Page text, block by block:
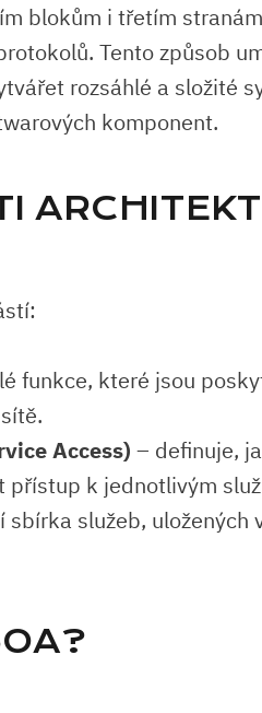
blokům i třetím
Tento způsob
rozsáhlé a složité
komponent.
funkce, které jsou
Access) – definuje,
přístup k jednotlivým
sbírka služeb, uložených